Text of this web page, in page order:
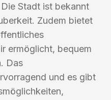
Stadt ist bekannt
Zudem bietet
ermöglicht, bequem
Das
und es gibt